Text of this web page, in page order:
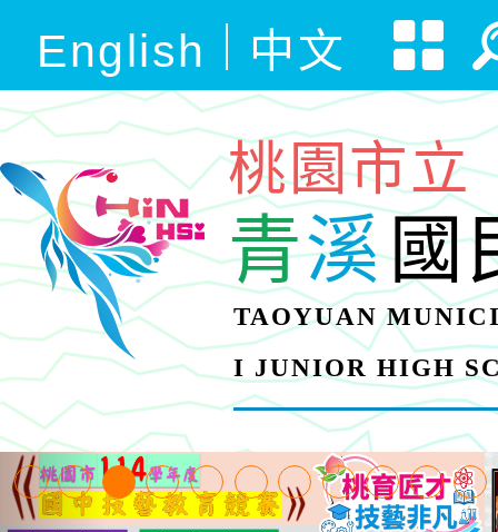
English 中文
桃園市立
青溪國
TAOYUAN
I JUNIOR HIGH
【甄選結果(第4招)】